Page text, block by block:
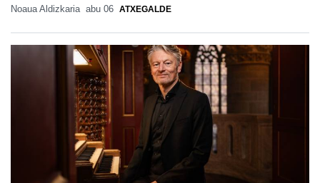
Noaua Aldizkaria abu 06 ATXEGALDE